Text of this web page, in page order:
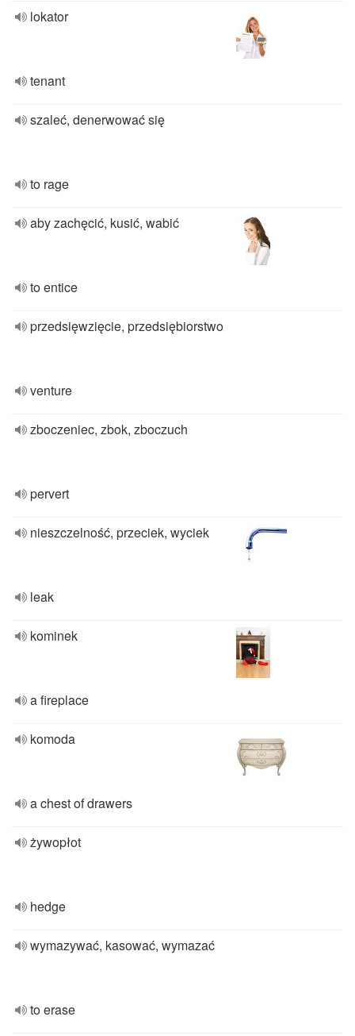
lokator
tenant
szaleć, denerwować się
to rage
aby zachęcić, kusić, wabić
to entice
przedsięwzięcie, przedsiębiorstwo
venture
zboczeniec, zbok, zboczuch
pervert
nieszczelność, przeciek, wyciek
leak
kominek
a fireplace
komoda
a chest of drawers
żywopłot
hedge
wymazywać, kasować, wymazać
to erase